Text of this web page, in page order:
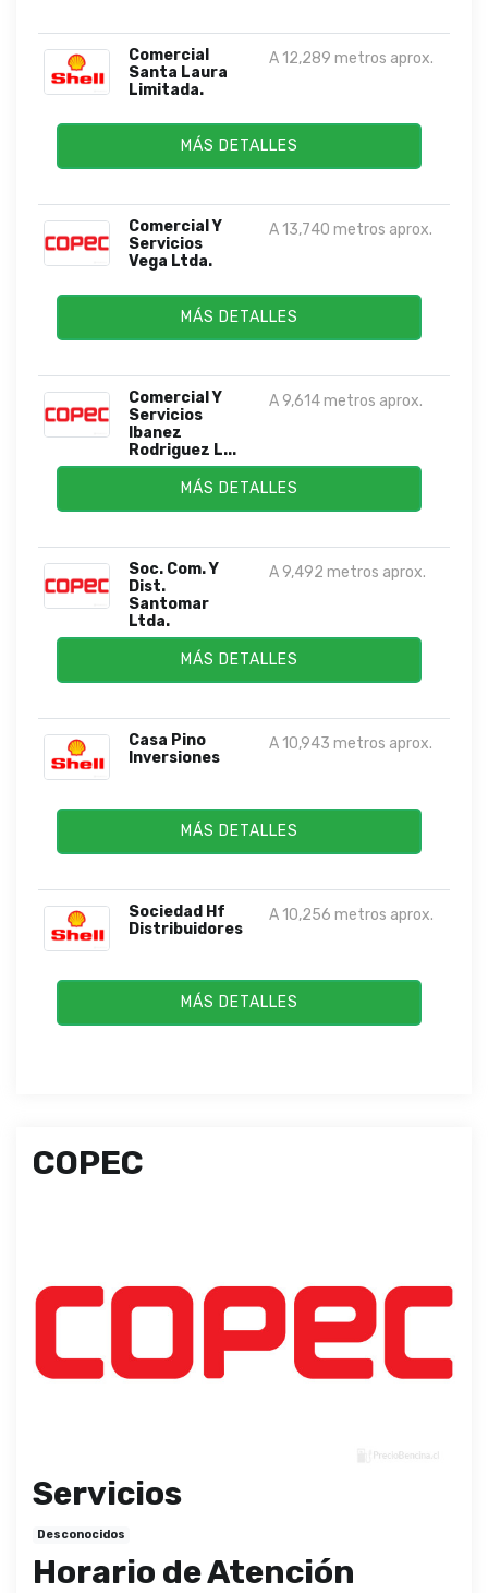
Comercial
Santa Laura
Limitada.
A 12,289 metros aprox.
MÁS DETALLES
Comercial Y
Servicios
Vega Ltda.
A 13,740 metros aprox.
MÁS DETALLES
Comercial Y
Servicios
Ibanez
Rodriguez L...
A 9,614 metros aprox.
MÁS DETALLES
Soc. Com. Y
Dist.
Santomar
Ltda.
A 9,492 metros aprox.
MÁS DETALLES
Casa Pino
Inversiones
A 10,943 metros aprox.
MÁS DETALLES
Sociedad Hf
Distribuidores
A 10,256 metros aprox.
MÁS DETALLES
COPEC
Servicios
Desconocidos
Horario de Atención